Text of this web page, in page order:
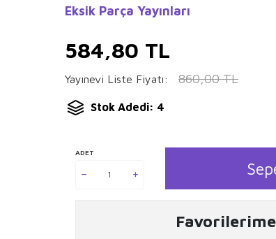
Eksik Parça Yayınları
584,80 TL
Yayınevi Liste Fiyatı: 860,00TL
Stok Adedi: 4
ADET